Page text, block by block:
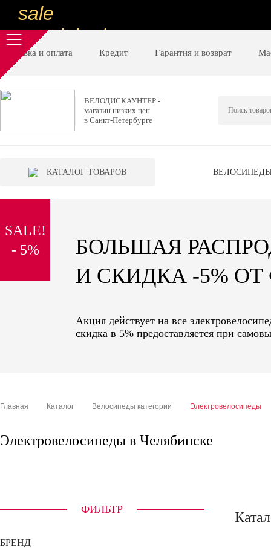
sale
special price
sale
низкие цены
вот дешево
special price
sale
надо брать
sale
Доставка и оплата Кредит Гарантия и возврат
ВЕЛОДИСКАУНТЕР -
магазин низких цен
в Санкт-Петербурге
КАТАЛОГ ТОВАРОВ
SALE!
- 5%
БОЛЬШАЯ
И СКИДКА -5%
Акция действует на все
скидка в 5% предоставляется при
Главная Каталог Велосипеды категории Электровелосипеды
Электровелосипеды в Челябинске
ФИЛЬТР
БРЕНД